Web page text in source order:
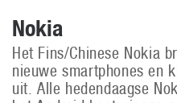
Nokia
Het Fins/Chinese Nokia
nieuwe smartphones en
uit. Alle hedendaagse